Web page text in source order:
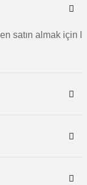
satın almak için l